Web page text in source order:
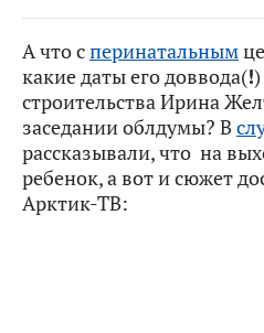
А что сперинатальным
какие даты его доввода(!
строительства Ирина
заседании облдумы? В
рассказывали, что на
ребенок, а вот и сюжет
Арктик-ТВ: